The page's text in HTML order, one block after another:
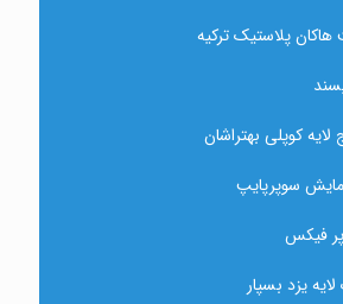
پلاستیک ترکیه
لایه کوپلی بهتراشان
سوپرپایپ
فیکس
یزد بسپار